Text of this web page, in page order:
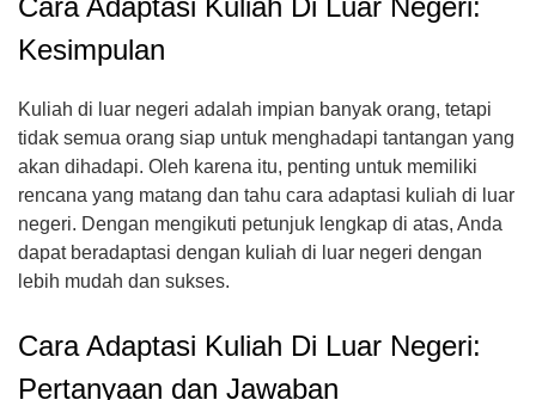
Cara Adaptasi Kuliah Di Luar Negeri:
Kesimpulan
Kuliah di luar negeri adalah impian banyak orang, tetapi
tidak semua orang siap untuk menghadapi tantangan yang
akan dihadapi. Oleh karena itu, penting untuk memiliki
rencana yang matang dan tahu cara adaptasi kuliah di luar
negeri. Dengan mengikuti petunjuk lengkap di atas, Anda
dapat beradaptasi dengan kuliah di luar negeri dengan
lebih mudah dan sukses.
Cara Adaptasi Kuliah Di Luar Negeri:
Pertanyaan dan Jawaban